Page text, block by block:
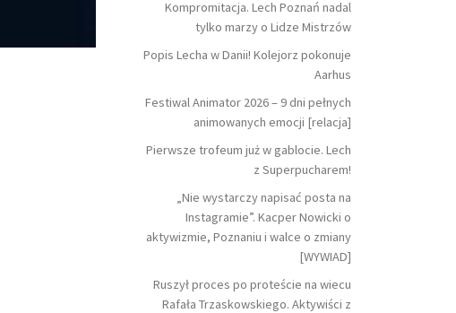
Kompromitacja. Lech Poznań nadal
tylko marzy o Lidze Mistrzów
Popis Lecha w Danii! Kolejorz pokonuje
Aarhus
Festiwal Animator 2026 – 9 dni pełnych
animowanych emocji [relacja]
Pierwsze trofeum już w gablocie. Lech
z Superpucharem!
„Nie wystarczy napisać posta na
Instagramie”. Kacper Nowicki o
aktywizmie, Poznaniu i walce o zmiany
[WYWIAD]
Ruszył proces po proteście na wiecu
Rafała Trzaskowskiego. Aktywiści z